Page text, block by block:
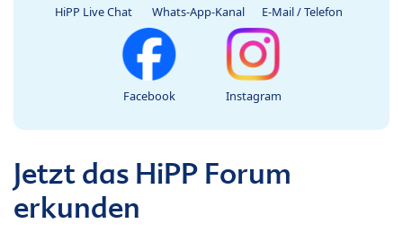
HiPP Live Chat Whats-App-Kanal E-Mail / Telefon
Facebook Instagram
Jetzt das HiPP Forum
erkunden